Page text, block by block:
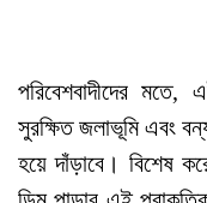
পরিবেশবাদীদের
সুরক্ষিত জলাভূমি এবং
হয়ে দাঁড়াবে। বিশেষ